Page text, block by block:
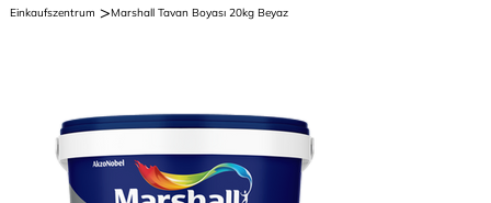
Einkaufszentrum >Marshall Tavan Boyası 20kg Beyaz